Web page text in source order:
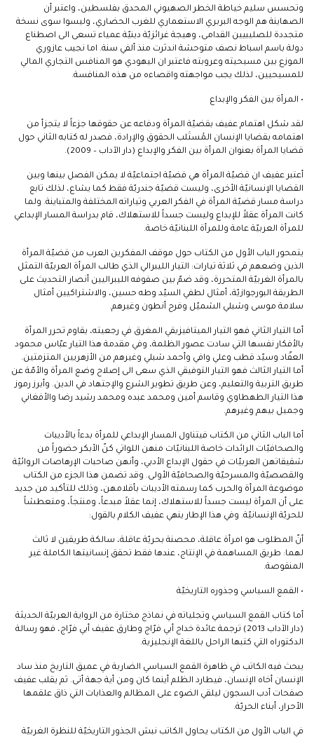
وتحسس سليم خياطة الخطر الصهيوني المحدق بفلسطين، واعتبر أن
الصهاينة هم الوجه البربري الاستعماري للغرب الحضاري، وليسوا سوى نسخة
متجددة للصليبيين القدامى، وهيجة غرائزيّة دينيّة عمياء تسعى الى اصطناع
دولة باسم اسباط نصف متوحشة اندثرت منذ ألفي سنة. اما نجيب عازوري
الموزع بين مسيحيته وعروبته فاعتبر ان اليهودي هو المنافس التجاري المالي
للمسيحيين، لذلك يجب مواجهته واقصاءه من هذه المنافسة.
• المرأة بين الفكر والإبداع
لقد شكل اهتمام عفيف بقضيّة المرأة ودفاعه عن حقوقها جزءاً لا يتجزأ من
اهتمامه بقضايا الإنسان المُستَلب الحقوق والإرادة، فصدر له كتابه الثاني حول
قضايا المرأة بعنوان المرأة بين الفكر والإبداع (دار الآداب – 2009).
أعتبر عفيف ان قضيّة المرأة هي قضيّة اجتماعيّة لا يمكن الفصل بينها وبين
القضايا الإنسانيّة الأخرى، وليست قضيّة جندريّة فقط كما يشاع، لذلك تابع
دراسة مسار قضيّة المرأة في الفكر العربي وتياراته المختلفة والمتباينة. ولما
كانت المرأة عقلاً للإبداع وليست جسداً للاستهلاك، قام بدراسة المسار الإبداعي
للمرأة العربيّة عامة وللمرأة اللبنانيّة خاصة.
يتمحور الباب الأول من الكتاب حول موقف المفكرين العرب من قضيّة المرأة
الذين وضعهم في ثلاثة تيارات: التيار الليبرالي الذي طالب المرأة العربيّة التمثل
بالمرأة الغربيّة المتحررة، وقد ضمّ بين صفوفه الليبراليين أنصار التحديث على
الطريقة البورجوازيّة، أمثال لطفي السيّد وطه حسين، والاشتراكيين أمثال
سلامة موسى وشبلي الشميّل وفرح أنطون وغيرهم.
أما التيار الثاني فهو التيار الميتافيزيقي المغرق في رجعيته، يقاوم تحرر المرأة
بالأفكار نفسها التي سادت عصور الظلمة، وفي مقدمة هذا التيار عبّاس محمود
العقّاد وسيّد قطب وعلي وافي وأحمد شبلي وغيرهم من الأزهريين المتزمتين.
أما التيار الثالث فهو التيار التوفيقي الذي سعى الى إصلاح وضع المرأة والأمّة عن
طريق التربية والتعليم، وعن طريق تطوير الشرع والإجتهاد في الدين. وأبرز رموز
هذا التيار الطهطاوي وقاسم أمين ومحمد عبده ومحمد رشيد رضا والأفغاني
وجميل بيهم وغيرهم.
أما الباب الثاني من الكتاب فيتناول المسار الإبداعي للمرأة بدءاً بالأديبات
والصحافيّات الرائدات خاصة اللبنانيّات منهن اللواتي كنّ الأبكر حضوراً من
شقيقاتهن العربيّات في حقول الإبداع الأدبي، وأنهن صاحبات الإرهاصات الروائيّة
والقصصيّة والمسرحيّة والصحافيّة الأولى. وقد تضمن هذا الجزء من الكتاب
موضوعة المرأة والحرب كما رسمته الأديبات بأقلامهن، وذلك للتأكيد من جديد
على أن المرأة ليست جسداً للاستهلاك، إنما عقلاً مبدعاً، ومنتجاً، ومتعطشاً
للحريّة الإنسانيّة. وفي هذا الإطار ينهي عفيف الكلام بالقول:
أنّ المطلوب هو امرأة عاقلة، محصنة بحريّة عاقلة، سالكة طريقين لا ثالث
لهما: طريق المساهمة في الإنتاج، عندها فقط تحقق إنسانيتها الكاملة غير
المنقوصة.
• القمع السياسي وجذوره التاريخيّة
أما كتاب القمع السياسي وتجلياته في نماذج مختارة من الرواية العربيّة الحديثة
(دار الآداب 2013) ترجمة عائدة خداج أبي فرّاج وطارق عفيف أبي فرّاج، فهو رسالة
الدكتوراه التي كتبها الراحل باللغة الإنجليزية.
يبحث فيه الكاتب في ظاهرة القمع السياسي الضاربة في عميق التاريخ منذ ساد
الإنسان أخاه الإنسان، فيطارد الظلم أينما كان ومن أية جهة أتى. ثم يقلب عفيف
صفحات أدب السجون ليلقي الضوء على المظالم والعذابات التي ذاق علقمها
الأحرار، أبناء الحريّة.
في الباب الأول من الكتاب يحاول الكاتب نبش الجذور التاريخيّة للنظرة الغربيّة